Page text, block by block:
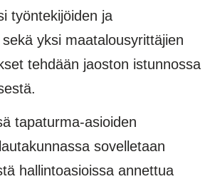
työntekijöiden ja
yksi maatalousyrittäjien
tehdään jaoston istunnossa
tapaturma-asioiden
sovelletaan
hallintoasioissa annettua